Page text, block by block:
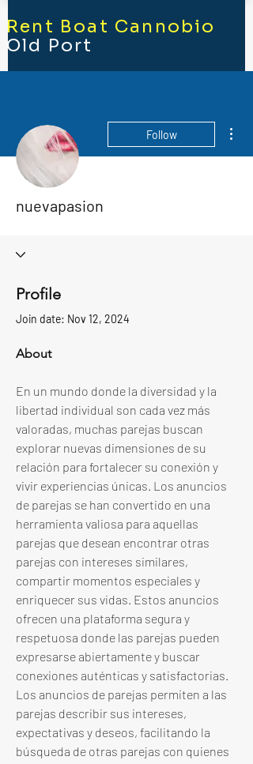
Rent Boat Cannobio
Old Port
Follow
nuevapasion
Profile
Join date: Nov 12, 2024
About
En un mundo donde la diversidad y la
libertad individual son cada vez más
valoradas, muchas parejas buscan
explorar nuevas dimensiones de su
relación para fortalecer su conexión y
vivir experiencias únicas. Los anuncios
de parejas se han convertido en una
herramienta valiosa para aquellas
parejas que desean encontrar otras
parejas con intereses similares,
compartir momentos especiales y
enriquecer sus vidas. Estos anuncios
ofrecen una plataforma segura y
respetuosa donde las parejas pueden
expresarse abiertamente y buscar
conexiones auténticas y satisfactorias.
Los anuncios de parejas permiten a las
parejas describir sus intereses,
expectativas y deseos, facilitando la
búsqueda de otras parejas con quienes